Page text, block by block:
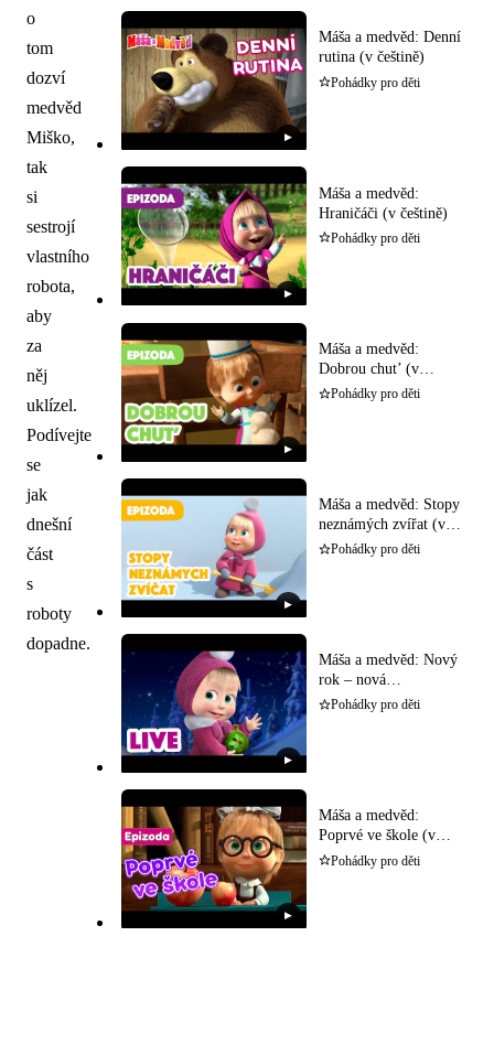
o
tom
dozví
medvěd
Miško,
tak
si
sestrojí
vlastního
robota,
aby
za
něj
uklízel.
Podívejte
se
jak
dnešní
část
s
roboty
dopadne.
▶
Máša a medvěd: Denní
rutina (v češtině)
Pohádky pro děti
▶
Máša a medvěd:
Hraničáči (v češtině)
Pohádky pro děti
▶
Máša a medvěd:
Dobrou chut’ (v
češtině)
Pohádky pro děti
▶
Máša a medvěd: Stopy
neznámých zvířat (v
češtině)
Pohádky pro děti
▶
Máša a medvěd: Nový
rok – nová
dobrodružství (v
Pohádky pro děti
▶
Máša a medvěd:
Poprvé ve škole (v
češtině)
Pohádky pro děti